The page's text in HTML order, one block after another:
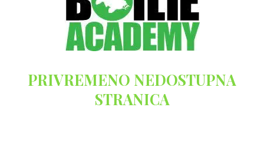
PRIVREMENO NEDOSTUPNA
STRANICA